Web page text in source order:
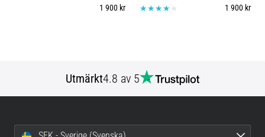
1 900 kr
1 900 kr
Utmärkt4.8 av 5